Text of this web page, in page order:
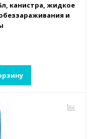
канистра, жидкое
и